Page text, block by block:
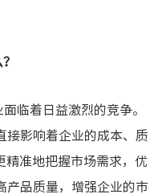
临着日益激烈的竞争。
接影响着企业的成本、质
精准地把握市场需求，优
产品质量，增强企业的市